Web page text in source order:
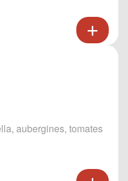
aubergines, tomates